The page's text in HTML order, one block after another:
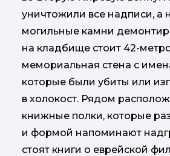
уничтожили все надписи, а
могильные камни
на кладбище стоит 42-
мемориальная стена с
которые были убиты или
в холокост. Рядом
книжные полки, которые
и формой напоминают
стоят книги о еврейской